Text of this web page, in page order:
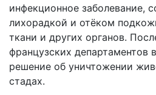
инфекционное заболевание,
лихорадкой и отёком
ткани и других органов.
французских департаментов
решение об уничтожении
стадах.